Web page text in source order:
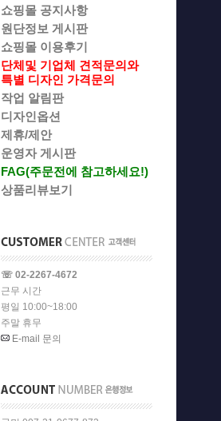
쇼핑몰 공지사항
원단정보 게시판
쇼핑몰 이용후기
단체및 기업체 견적문의와
특별 디자인 가격문의
작업 알림판
디자인옵션
제휴/제안
운영자 게시판
FAG(주문전에 참고하세요!)
상품리뷰보기
☏ 02-2267-4672
근무 시간
평일 10:00~18:00
주말 휴무
E-mail 문의